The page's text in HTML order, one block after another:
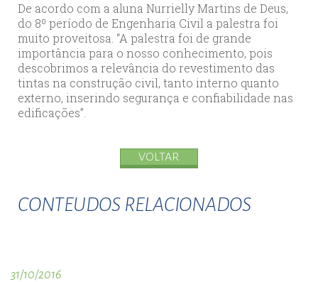
De acordo com a aluna Nurrielly Martins de Deus,
do 8º período de Engenharia Civil a palestra foi
muito proveitosa. “A palestra foi de grande
importância para o nosso conhecimento, pois
descobrimos a relevância do revestimento das
tintas na construção civil, tanto interno quanto
externo, inserindo segurança e confiabilidade nas
edificações”.
VOLTAR
CONTEUDOS RELACIONADOS
31/10/2016